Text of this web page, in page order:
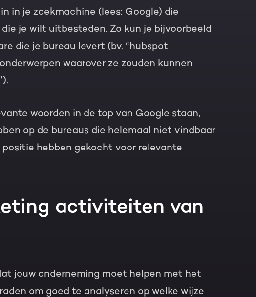
in je zoekmachine (lees: Google) die
je wilt uitbesteden. Zo kun je bijvoorbeeld
die je bureau levert (bv. “hubspot
waarover ze zouden kunnen
woorden in de top van Google staan,
op de bureaus die helemaal niet vindbaar
hebben gekocht voor relevante
activiteiten van
jouw onderneming moet helpen met het
om goed te analyseren op welke wijze